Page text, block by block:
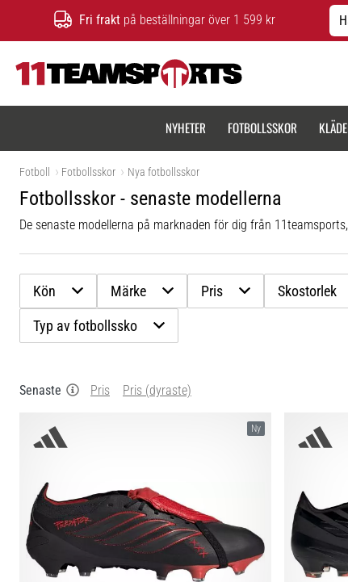
Fri frakt på beställningar över 1 599 kr
NYHETER FOTBOLLSSKOR
Fotboll Fotbollsskor Nya fotbollsskor
Fotbollsskor - senaste modellerna
De senaste modellerna på marknaden för dig från
Kön Märke Pris Skostorlek
Typ av fotbollssko
Senaste Pris Pris (dyraste)
Ny